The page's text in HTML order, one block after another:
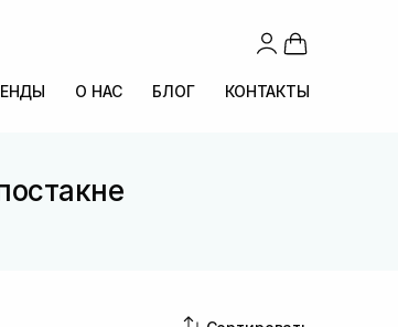
О НАС БЛОГ КОНТАКТЫ